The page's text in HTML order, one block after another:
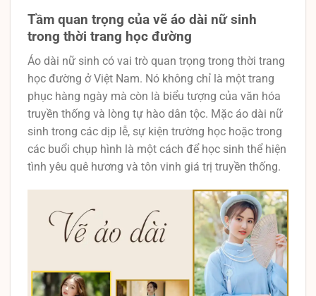
Tầm quan trọng của vẽ áo dài nữ sinh
trong thời trang học đường
Áo dài nữ sinh có vai trò quan trọng trong thời trang
học đường ở Việt Nam. Nó không chỉ là một trang
phục hàng ngày mà còn là biểu tượng của văn hóa
truyền thống và lòng tự hào dân tộc. Mặc áo dài nữ
sinh trong các dịp lễ, sự kiện trường học hoặc trong
các buổi chụp hình là một cách để học sinh thể hiện
tình yêu quê hương và tôn vinh giá trị truyền thống.